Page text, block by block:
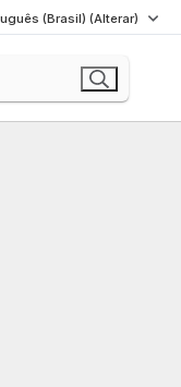
(Brasil) (Alterar)